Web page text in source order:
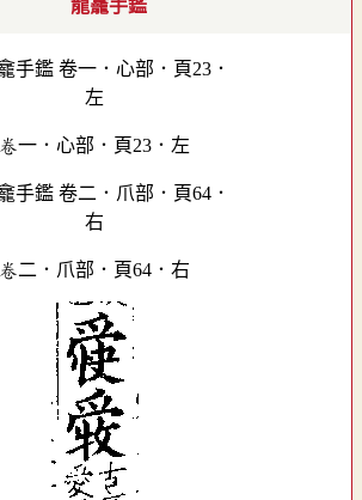
龍龕手鑑
卷一．心部．頁23．左
卷二．爪部．頁64．右